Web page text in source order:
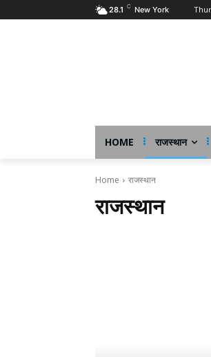
28.1 C New York
HOME राजस्थान
Home राजस्थान
राजस्थान